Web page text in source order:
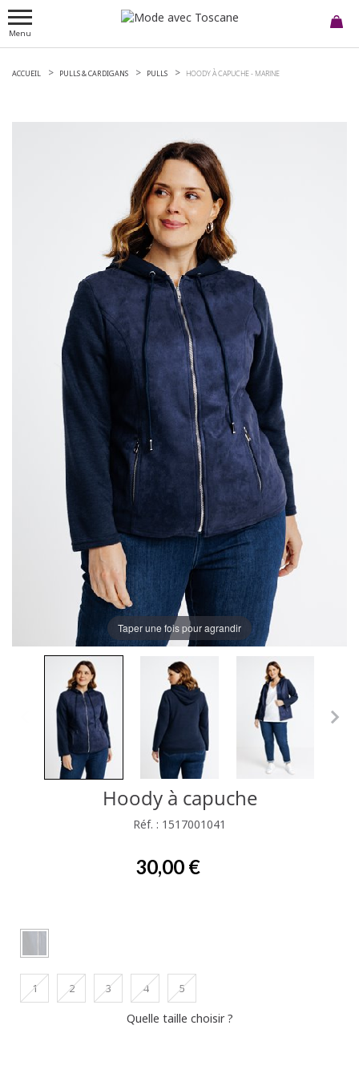
Menu
ACCUEIL PULLS & CARDIGANS PULLS HOODY À CAPUCHE - MARINE
Taper une fois pour agrandir
Hoody à capuche
Réf. : 1517001041
30,00 €
1 2 3 4 5
Quelle taille choisir ?